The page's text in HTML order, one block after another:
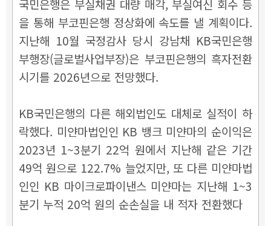
국민은행은 부실채권 대량 매각, 부실여신 회수 등
을 통해 부코핀은행 정상화에 속도를 낼 계획이다.
지난해 10월 국정감사 당시 강남채 KB국민은행
부행장(글로벌사업부장)은 부코핀은행의 흑자전환
시기를 2026년으로 전망했다.
KB국민은행의 다른 해외법인도 대체로 실적이 하
락했다. 미얀마법인인 KB 뱅크 미얀마의 순이익은
2023년 1~3분기 22억 원에서 지난해 같은 기간
49억 원으로 122.7% 늘었지만, 또 다른 미얀마법
인인 KB 마이크로파이낸스 미얀마는 지난해 1~3
분기 누적 20억 원의 순손실을 내 적자 전환했다